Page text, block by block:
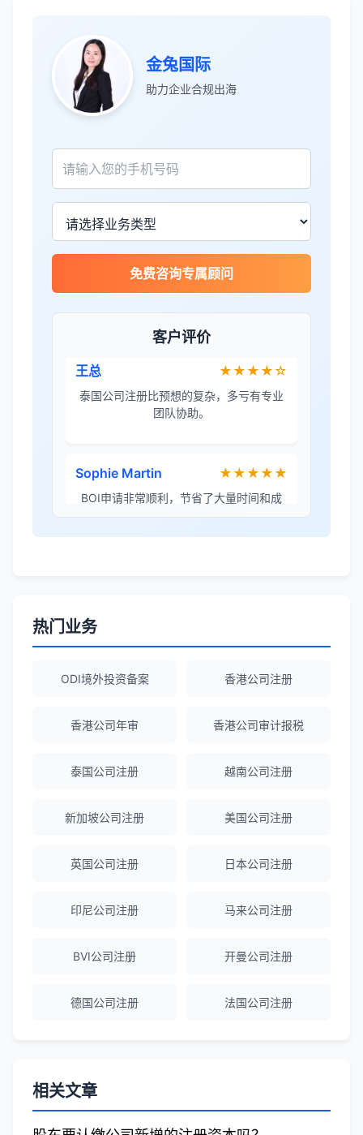
金兔国际
助力企业合规出海
免费咨询专属顾问
客户评价
张先生
服务专业高效，一周就完成了泰国公司注
James Wilson
金兔国际帮我们完成了泰国建厂的所有法
律手续，非常专业。
★★★★☆
Sophie Martin ★★★★★
BOI申请非常顺利，节省了大量时间和成
本。
李女士 ★★★★★
境外投资备案流程清晰，顾问非常耐心解
陈经理 ★★★★★
海外公司注册服务非常专业，顾问响应迅
越南公司注册全程指导，文件准备非常专
Michael Liu ★★★★☆
刘总
热门业务
ODI境外投资备案 香港公司注册
香港公司年审 香港公司审计报税
泰国公司注册 越南公司注册
新加坡公司注册 美国公司注册
英国公司注册 日本公司注册
印尼公司注册 马来公司注册
BVI公司注册 开曼公司注册
德国公司注册 法国公司注册
相关文章